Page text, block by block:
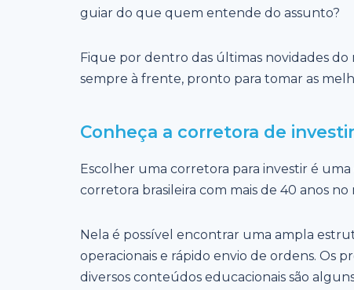
guiar do que quem entende do assunto?
Fique por dentro das últimas novidades
sempre à frente, pronto para tomar as
Conheça a corretora de
Escolher uma corretora para investir é
corretora brasileira com mais de 40 anos no
Nela é possível encontrar uma ampla
operacionais e rápido envio de ordens. Os
diversos conteúdos educacionais são